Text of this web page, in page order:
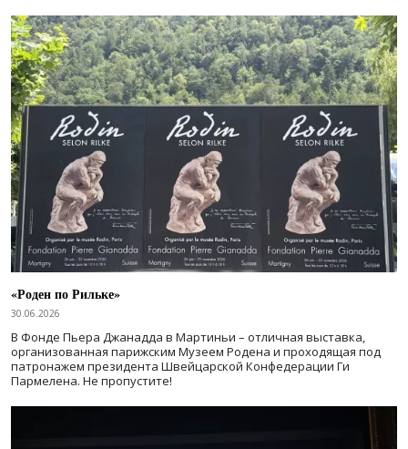
«Роден по Рильке»
30.06.2026
В Фонде Пьера Джанадда в Мартиньи – отличная выставка,
организованная парижским Музеем Родена и проходящая под
патронажем президента Швейцарской Конфедерации Ги
Пармелена. Не пропустите!